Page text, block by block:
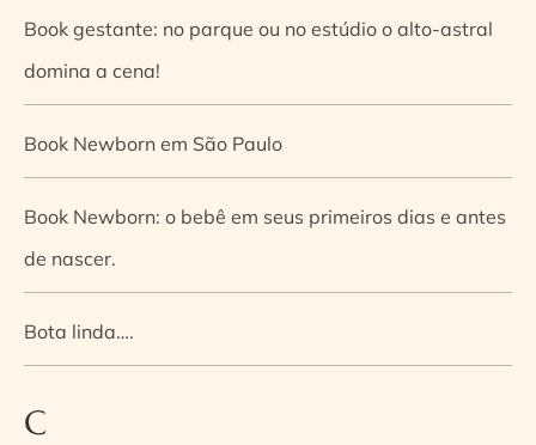
Book gestante: no parque ou no estúdio o alto-astral
domina a cena!
Book Newborn em São Paulo
Book Newborn: o bebê em seus primeiros dias e antes
de nascer.
Bota linda….
C